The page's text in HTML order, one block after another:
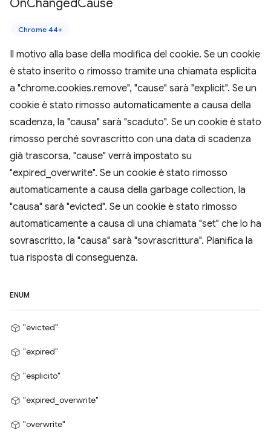
OnChangedCause
Chrome 44+
Il motivo alla base della modifica del cookie. Se un cookie
è stato inserito o rimosso tramite una chiamata esplicita
a "chrome.cookies.remove", "cause" sarà "explicit". Se un
cookie è stato rimosso automaticamente a causa della
scadenza, la "causa" sarà "scaduto". Se un cookie è stato
rimosso perché sovrascritto con una data di scadenza
già trascorsa, "cause" verrà impostato su
"expired_overwrite". Se un cookie è stato rimosso
automaticamente a causa della garbage collection, la
"causa" sarà "evicted". Se un cookie è stato rimosso
automaticamente a causa di una chiamata "set" che lo ha
sovrascritto, la "causa" sarà "sovrascrittura". Pianifica la
tua risposta di conseguenza.
ENUM
"evicted"
"expired"
"esplicito"
"expired_overwrite"
"overwrite"